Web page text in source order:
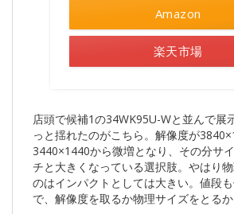
Amazon
楽天市場
店頭で候補1の34WK95U-Wと並んで展
っと揺れたのがこちら。解像度が
3440×1440から微増となり、その分サ
チと大きくなっている選択肢。やはり
のはインパクトとしては大きい。値段
で、解像度を取るか物理サイズをとるか